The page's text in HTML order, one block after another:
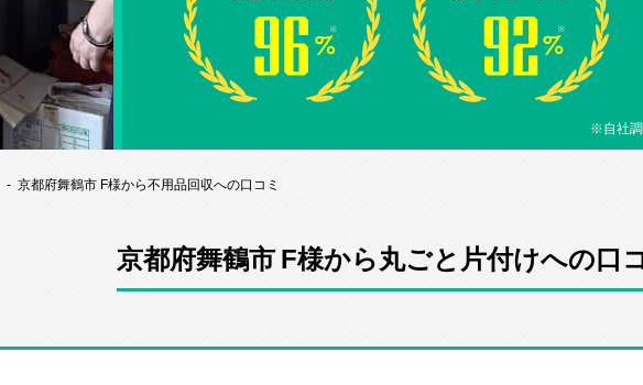
※自社
京都府舞鶴市 F様から不用品回収への口コミ
京都府舞鶴市 F様から丸ごと片付けへの口